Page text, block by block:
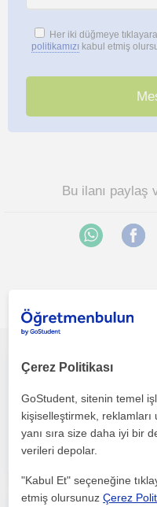
Her iki düğmeye
politikamızı kabul etmiş
Bu ilanı paylaş
SOSYAL BİLGİLER
Çerez Politikası
GoStudent, sitenin temel
kişiselleştirmek,
yanı sıra size daha iyi bir
verileri depolar.
"Kabul Et" seçeneğine
etmiş olursunuzÇerez